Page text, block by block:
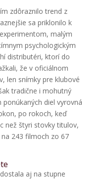
zdôraznilo trend z
sa priklonilo k
malým
psychologickým
distributéri, ktorí do
že v oficiálnom
len snímky pre klubové
tradične i mohutný
diel vyrovná
po rokoch, keď
než štyri stovky titulov,
243 filmoch zo 67
aj na stupne